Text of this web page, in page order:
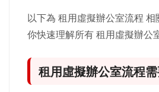
以下為 租用虛擬辦公室流程
你快速理解所有 租用虛擬辦公
租用虛擬辦公室流程